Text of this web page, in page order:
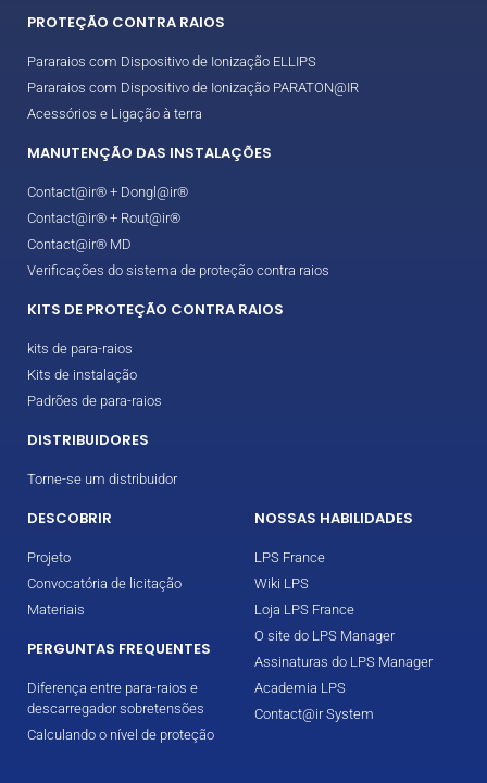
PROTEÇÃO CONTRA RAIOS
Pararaios com Dispositivo de Ionização ELLIPS
Pararaios com Dispositivo de Ionização PARATON@IR
Acessórios e Ligação à terra
MANUTENÇÃO DAS INSTALAÇÕES
Contact@ir® + Dongl@ir®
Contact@ir® + Rout@ir®
Contact@ir® MD
Verificações do sistema de proteção contra raios
KITS DE PROTEÇÃO CONTRA RAIOS
kits de para-raios
Kits de instalação
Padrões de para-raios
DISTRIBUIDORES
Torne-se um distribuidor
DESCOBRIR
Projeto
Convocatória de licitação
Materiais
PERGUNTAS FREQUENTES
Diferença entre para-raios e
descarregador sobretensões
Calculando o nível de proteção
NOSSAS HABILIDADES
LPS France
Wiki LPS
Loja LPS France
O site do LPS Manager
Assinaturas do LPS Manager
Academia LPS
Contact@ir System